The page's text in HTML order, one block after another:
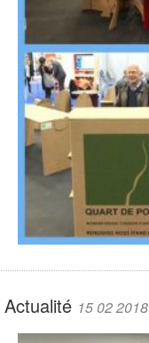
Actualité 15 02 2018